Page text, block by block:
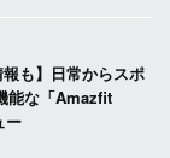
報も】日常からスポ
能な「Amazfit
ー